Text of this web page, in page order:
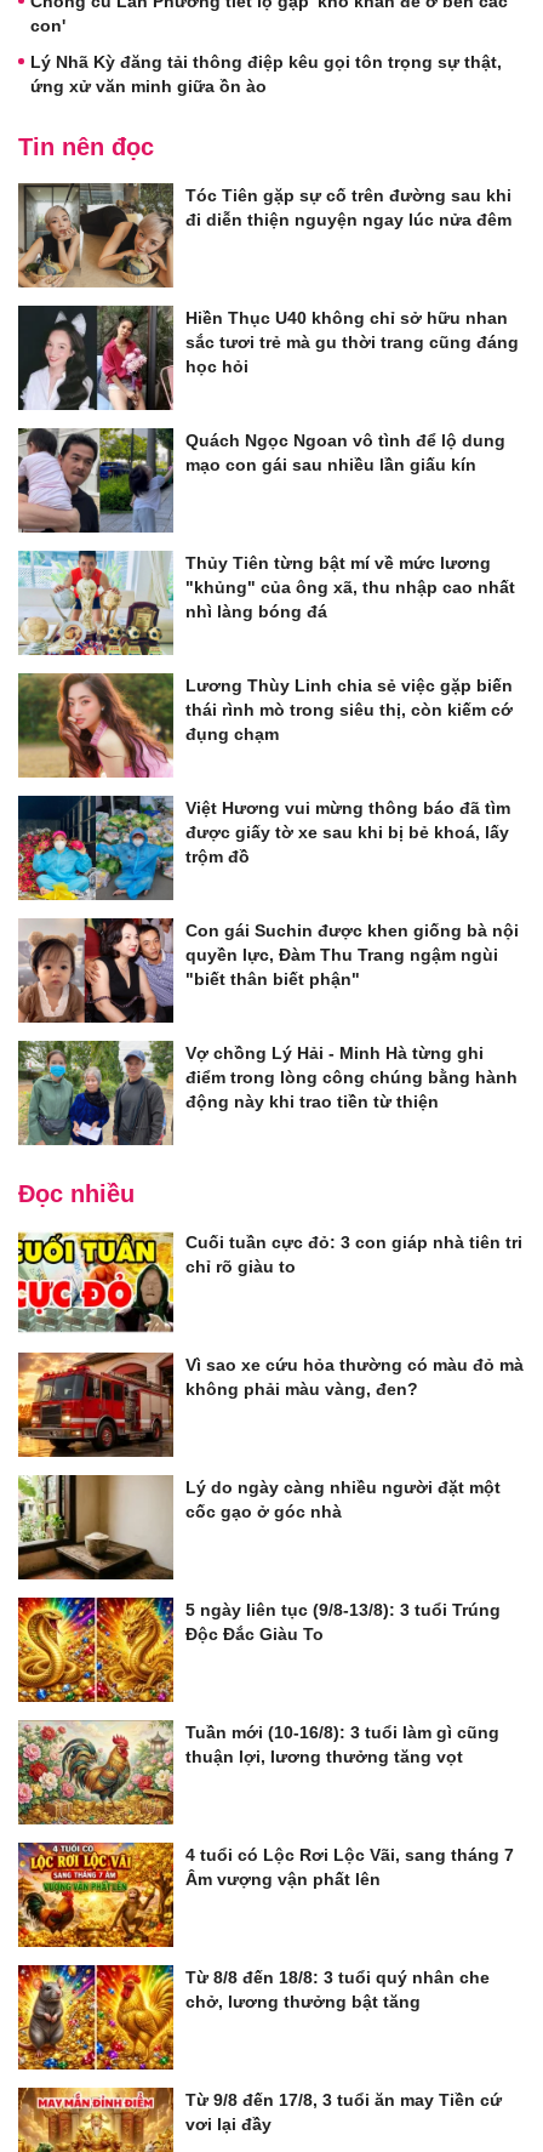
con'
Lý Nhã Kỳ đăng tải thông điệp kêu gọi tôn trọng sự thật,
ứng xử văn minh giữa ồn ào
Tin nên đọc
Tóc Tiên gặp sự cố trên đường sau khi
đi diễn thiện nguyện ngay lúc nửa đêm
Hiền Thục U40 không chỉ sở hữu nhan
sắc tươi trẻ mà gu thời trang cũng đáng
học hỏi
Quách Ngọc Ngoan vô tình để lộ dung
mạo con gái sau nhiều lần giấu kín
Thủy Tiên từng bật mí về mức lương
"khủng" của ông xã, thu nhập cao nhất
nhì làng bóng đá
Lương Thùy Linh chia sẻ việc gặp biến
thái rình mò trong siêu thị, còn kiếm cớ
đụng chạm
Việt Hương vui mừng thông báo đã tìm
được giấy tờ xe sau khi bị bẻ khoá, lấy
trộm đồ
Con gái Suchin được khen giống bà nội
quyền lực, Đàm Thu Trang ngậm ngùi
"biết thân biết phận"
Vợ chồng Lý Hải - Minh Hà từng ghi
điểm trong lòng công chúng bằng hành
động này khi trao tiền từ thiện
Đọc nhiều
Cuối tuần cực đỏ: 3 con giáp nhà tiên tri
chỉ rõ giàu to
Vì sao xe cứu hỏa thường có màu đỏ mà
không phải màu vàng, đen?
Lý do ngày càng nhiều người đặt một
cốc gạo ở góc nhà
5 ngày liên tục (9/8-13/8): 3 tuổi Trúng
Độc Đắc Giàu To
Tuần mới (10-16/8): 3 tuổi làm gì cũng
thuận lợi, lương thưởng tăng vọt
4 tuổi có Lộc Rơi Lộc Vãi, sang tháng 7
Âm vượng vận phất lên
Từ 8/8 đến 18/8: 3 tuổi quý nhân che
chở, lương thưởng bật tăng
Từ 9/8 đến 17/8, 3 tuổi ăn may Tiền cứ
vơi lại đầy